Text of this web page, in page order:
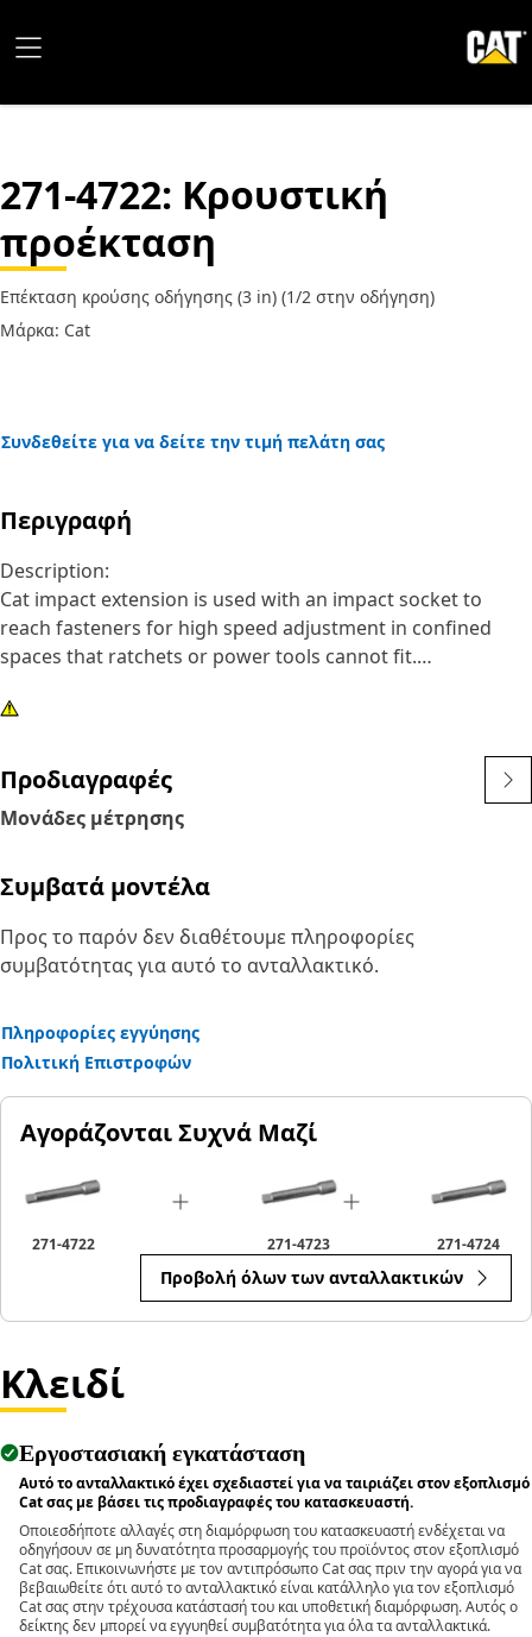
271-4722: Κρουστική
προέκταση
Επέκταση κρούσης οδήγησης (3 in) (1/2 στην οδήγηση)
Μάρκα: Cat
Συνδεθείτε για να δείτε την τιμή πελάτη σας
Περιγραφή
Description:
Cat impact extension is used with an impact socket to
reach fasteners for high speed adjustment in confined
spaces that ratchets or power tools cannot fit.
Attributes:
• Features a pin design to hold on sockets
• Black oxide finish
Προδιαγραφές
Μονάδες μέτρησης
Συμβατά μοντέλα
Προς το παρόν δεν διαθέτουμε πληροφορίες
συμβατότητας για αυτό το ανταλλακτικό.
Πληροφορίες εγγύησης
Πολιτική Επιστροφών
Αγοράζονται Συχνά Μαζί
271-4722 271-4723 271-4724
Προβολή όλων των ανταλλακτικών
Κλειδί
Εργοστασιακή εγκατάσταση
Αυτό το ανταλλακτικό έχει σχεδιαστεί για να ταιριάζει στον εξοπλισμό
Cat σας με βάσει τις προδιαγραφές του κατασκευαστή.
Οποιεσδήποτε αλλαγές στη διαμόρφωση του κατασκευαστή ενδέχεται να
οδηγήσουν σε μη δυνατότητα προσαρμογής του προϊόντος στον εξοπλισμό
Cat σας. Επικοινωνήστε με τον αντιπρόσωπο Cat σας πριν την αγορά για να
βεβαιωθείτε ότι αυτό το ανταλλακτικό είναι κατάλληλο για τον εξοπλισμό
Cat σας στην τρέχουσα κατάστασή του και υποθετική διαμόρφωση. Αυτός ο
δείκτης δεν μπορεί να εγγυηθεί συμβατότητα για όλα τα ανταλλακτικά.